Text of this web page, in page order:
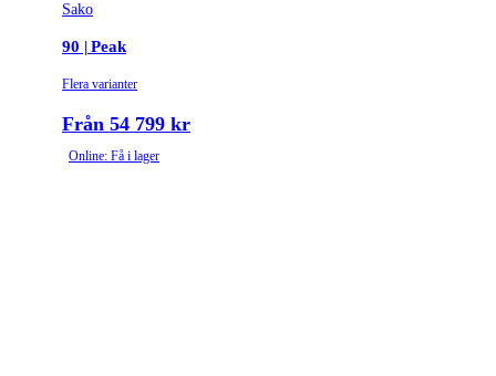
Sako
90 | Peak
Flera varianter
Från 54 799 kr
Online: Få i lager